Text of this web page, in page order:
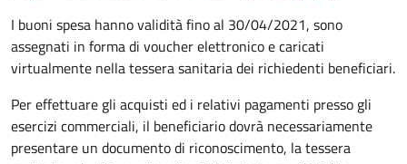
I buoni spesa hanno validità fino al 30/04/2021, sono
assegnati in forma di voucher elettronico e caricati
virtualmente nella tessera sanitaria dei richiedenti beneficiari.
Per effettuare gli acquisti ed i relativi pagamenti presso gli
esercizi commerciali, il beneficiario dovrà necessariamente
presentare un documento di riconoscimento, la tessera